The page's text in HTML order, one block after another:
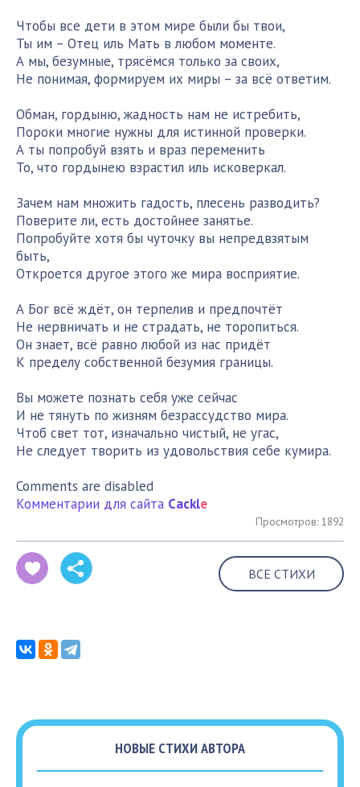
Чтобы все дети в этом мире были бы твои,
Ты им – Отец иль Мать в любом моменте.
А мы, безумные, трясёмся только за своих,
Не понимая, формируем их миры – за всё ответим.
Обман, гордыню, жадность нам не истребить,
Пороки многие нужны для истинной проверки.
А ты попробуй взять и враз переменить
То, что гордынею взрастил иль исковеркал.
Зачем нам множить гадость, плесень разводить?
Поверите ли, есть достойнее занятье.
Попробуйте хотя бы чуточку вы непредвзятым
быть,
Откроется другое этого же мира восприятие.
А Бог всё ждёт, он терпелив и предпочтёт
Не нервничать и не страдать, не торопиться.
Он знает, всё равно любой из нас придёт
К пределу собственной безумия границы.
Вы можете познать себя уже сейчас
И не тянуть по жизням безрассудство мира.
Чтоб свет тот, изначально чистый, не угас,
Не следует творить из удовольствия себе кумира.
Comments are disabled
Комментарии для сайта Cackle
Просмотров: 1892
ВСЕ СТИХИ
НОВЫЕ СТИХИ АВТОРА